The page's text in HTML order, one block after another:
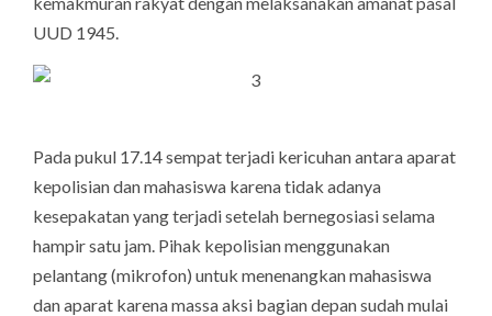
UUD 1945.
Pada pukul 17.14 sempat terjadi kericuhan antara aparat
kepolisian dan mahasiswa karena tidak adanya
kesepakatan yang terjadi setelah bernegosiasi selama
hampir satu jam. Pihak kepolisian menggunakan
pelantang (mikrofon) untuk menenangkan mahasiswa
dan aparat karena massa aksi bagian depan sudah mulai